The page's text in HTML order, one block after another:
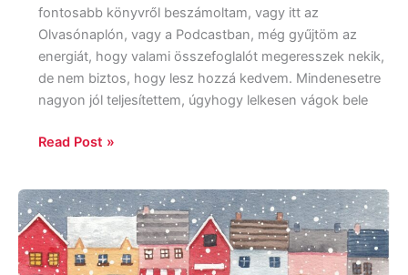
fontosabb könyvről beszámoltam, vagy itt az
Olvasónaplón, vagy a Podcastban, még gyűjtöm az
energiát, hogy valami összefoglalót megeresszek nekik,
de nem biztos, hogy lesz hozzá kedvem. Mindenesetre
nagyon jól teljesítettem, úgyhogy lelkesen vágok bele
Read Post »
Kellemes
Ünnepeket!